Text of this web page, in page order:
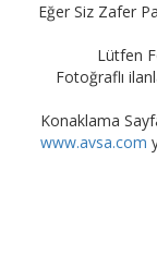
Eğer Siz Zafer
Lütfen
Fotoğraflı
Konaklama
www.avsa.com